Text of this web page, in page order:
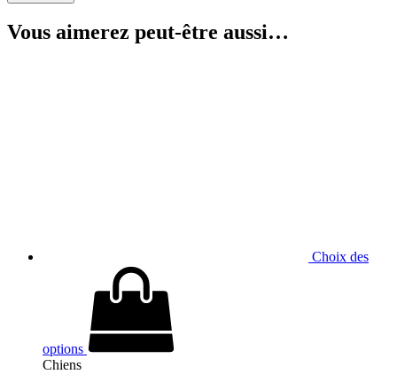
Vous aimerez peut-être aussi…
Choix des
options
Chiens